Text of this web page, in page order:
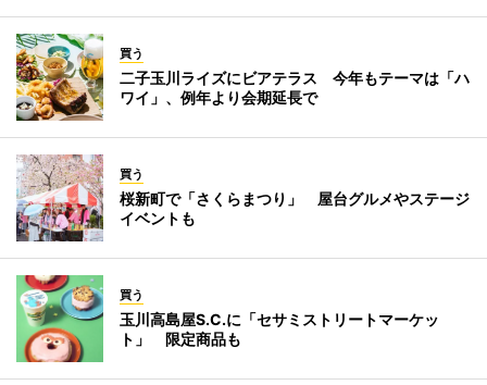
買う
二子玉川ライズにビアテラス 今年もテーマは「ハ
ワイ」、例年より会期延長で
買う
桜新町で「さくらまつり」 屋台グルメやステージ
イベントも
買う
玉川高島屋S.C.に「セサミストリートマーケッ
ト」 限定商品も